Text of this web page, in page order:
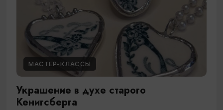
МАСТЕР-КЛАССЫ
Украшение в духе старого
Кенигсберга